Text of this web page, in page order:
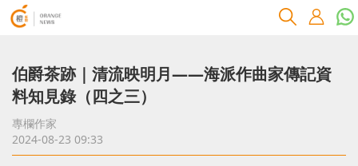
伯爵茶跡｜清流映明月――海派作曲家傳記資
料知見錄（四之三）
專欄作家
2024-08-23 09:33